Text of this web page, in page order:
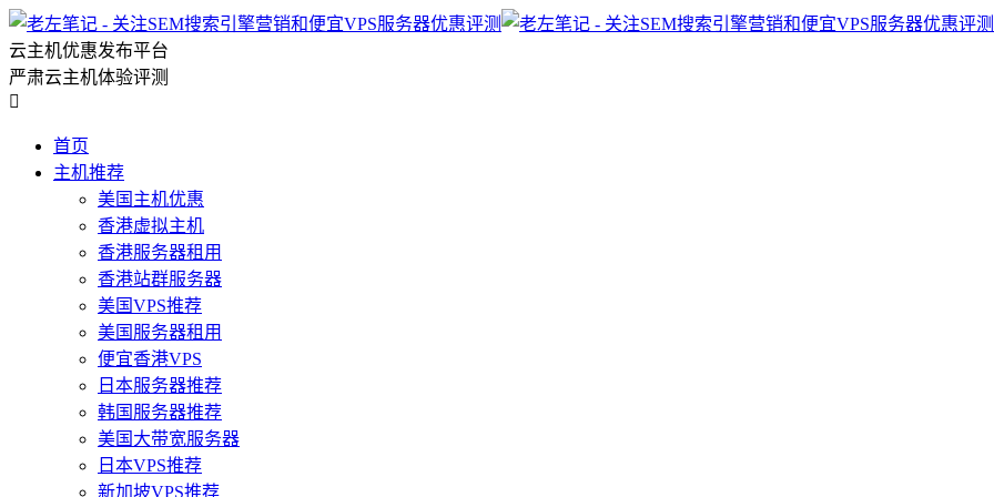
云主机优惠发布平台
严肃云主机体验评测

首页
主机推荐
美国主机优惠
香港虚拟主机
香港服务器租用
香港站群服务器
美国VPS推荐
美国服务器租用
便宜香港VPS
日本服务器推荐
韩国服务器推荐
美国大带宽服务器
日本VPS推荐
新加坡VPS推荐